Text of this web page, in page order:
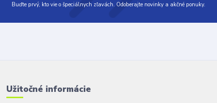
Buďte prvý, kto vie o špeciálnych zľavách. Odoberajte novinky a akčné ponuky.
Užitočné informácie